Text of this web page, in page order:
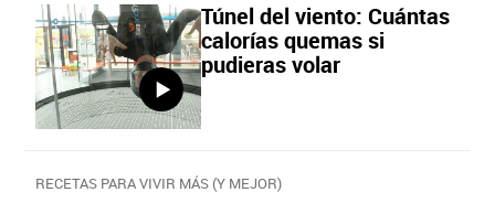
Túnel del viento: Cuántas
calorías quemas si
pudieras volar
RECETAS PARA VIVIR MÁS (Y MEJOR)